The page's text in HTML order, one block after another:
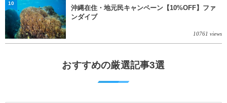
沖縄在住・地元民キャンペーン【10%OFF】ファ
ンダイブ
10761 views
10
おすすめの厳選記事3選